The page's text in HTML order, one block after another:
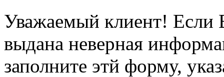
Уважаемый клиент! Если
выдана неверная
заполните этй форму,